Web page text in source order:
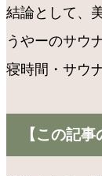
結論として、
うやーのサウ
寝時間・サウ
【この記事